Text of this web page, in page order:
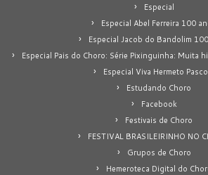
Especial
Especial Abel Ferreira 100
Especial Jacob do Bandolim
Especial Pais do Choro: Série Pixinguinha: Muita
Especial Viva Hermeto
Estudando Choro
Facebook
Festivais de Choro
FESTIVAL BRASILEIRINHO NO
Grupos de Choro
Hemeroteca Digital do